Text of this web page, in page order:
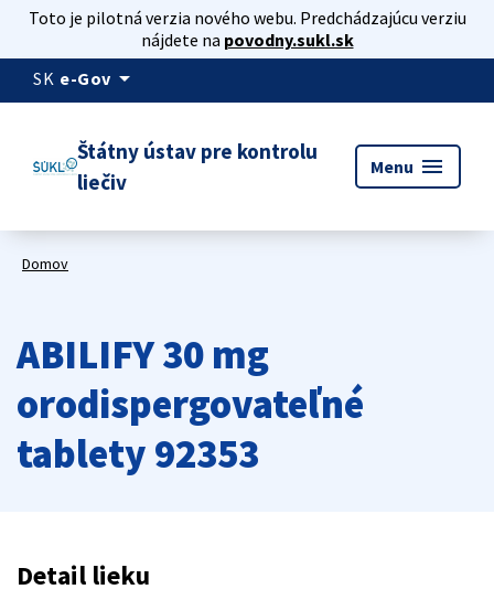
Toto je pilotná verzia nového webu. Predchádzajúcu verziu
nájdete na povodny.sukl.sk
SK e-Gov arrow_drop_down
Štátny ústav pre kontrolu
liečiv
Menu menu
Domov
ABILIFY 30 mg
orodispergovateľné
tablety 92353
Detail lieku